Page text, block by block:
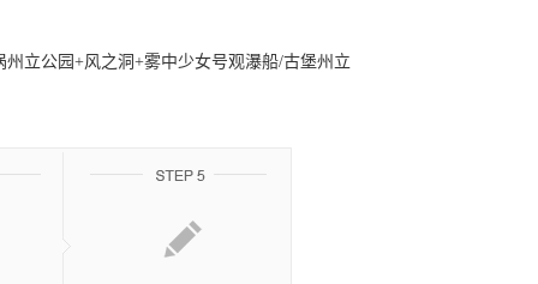
州立公园+风之洞+雾中少女号观瀑船/古堡州立